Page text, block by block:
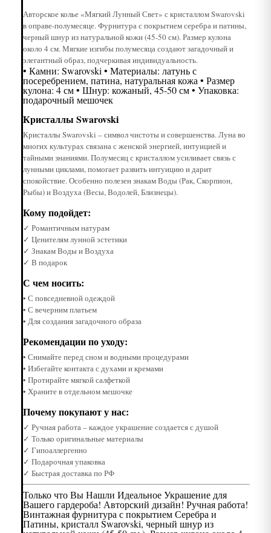
Авторское колье «Мягкий Лунный Свет» с кристаллом Swarovski
в оправе-полумесяце. Фурнитура с покрытием серебра и патины,
черный шнур из натуральной кожи (45-50 см). Размер кулона
около 4 см. Мягкие изгибы полумесяца создают загадочный и
элегантный образ, подчеркивая индивидуальность.
• Камни: Swarovski • Материалы: латунь с
посеребрением, патина, натуральная кожа • Размер
кулона: 4 см • Шнур: кожаный, 45-50 см • Упаковка:
подарочный мешочек
Кристаллы Swarovski
Кристаллы Swarovski – символ чистоты и совершенства. Луна во
многих культурах связана с женской энергией, интуицией и
тайными знаниями. Полумесяц с кристаллом усиливает связь с
лунными циклами, помогает развить интуицию и дарит
спокойствие. Особенно полезен знакам Воды (Рак, Скорпион,
Рыбы) и Воздуха (Весы, Водолей, Близнецы).
Кому подойдет:
✓ Романтичным натурам
✓ Ценителям лунной эстетики
✓ Знакам Воды и Воздуха
✓ В подарок
С чем носить:
• С повседневной одеждой
• С вечерним платьем
• Для создания загадочного образа
Рекомендации по уходу:
• Снимайте перед сном и водными процедурами
• Избегайте контакта с духами и кремами
• Протирайте мягкой салфеткой
• Храните в отдельном мешочке
Почему покупают у нас:
✓ Ручная работа – каждое украшение создается с душой
✓ Только оригинальные материалы
✓ Гипоаллергенно
✓ Подарочная упаковка
✓ Быстрая доставка по РФ
Только что Вы Нашли Идеальное Украшение для
Вашего гардероба! Авторский дизайн! Ручная работа!
Винтажная фурнитура с покрытием Серебра и
Патины, кристалл Swarovski, черный шнур из